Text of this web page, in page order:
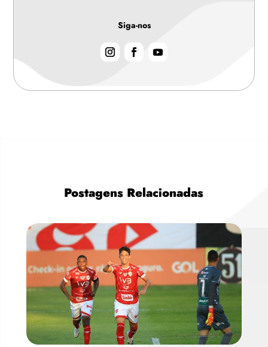
Siga-nos
Postagens Relacionadas